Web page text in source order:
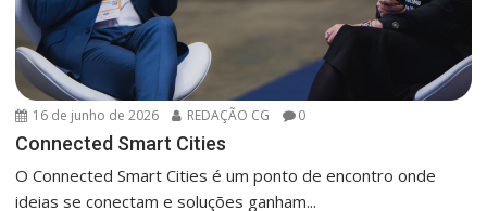
16 de junho de 2026 REDAÇÃO CG 0
Connected Smart Cities
O Connected Smart Cities é um ponto de encontro onde
ideias se conectam e soluções ganham...